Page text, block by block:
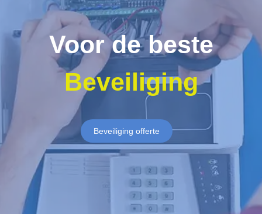
Voor de beste
Beveiliging
Beveiliging offerte